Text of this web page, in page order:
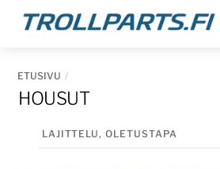
Skip
ETUSIVU
HOUSUT